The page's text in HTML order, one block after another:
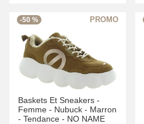
-50 %
Baskets Et Sneakers -
Femme - Nubuck - Marron
- Tendance - NO NAME